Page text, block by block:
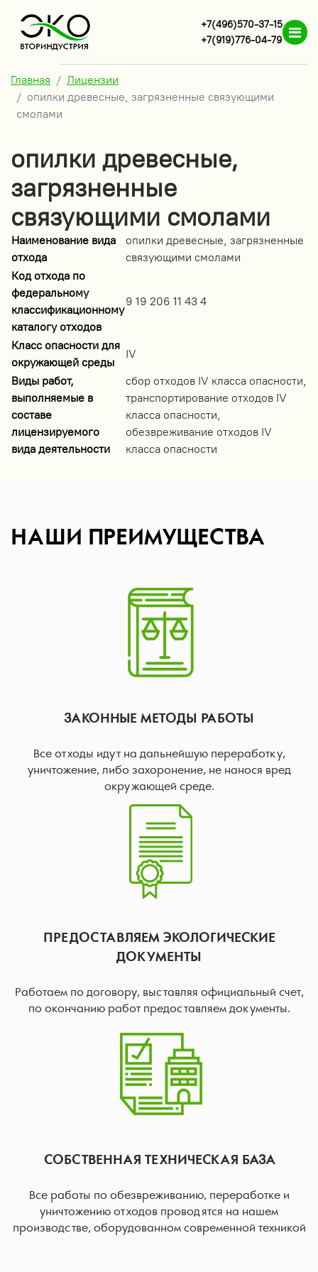
+7(496)570-37-15
+7(919)776-04-79
Главная
Лицензии
опилки древесные, загрязненные связующими
смолами
опилки древесные,
загрязненные
связующими смолами
Наименование вида
отхода
опилки древесные, загрязненные
связующими смолами
Код отхода по
федеральному
классификационному
каталогу отходов
9 19 206 11 43 4
Класс опасности для
окружающей среды
IV
Виды работ,
выполняемые в
составе
лицензируемого
вида деятельности
сбор отходов IV класса опасности,
транспортирование отходов IV
класса опасности,
обезвреживание отходов IV
класса опасности
НАШИ ПРЕИМУЩЕСТВА
ЗАКОННЫЕ МЕТОДЫ РАБОТЫ
Все отходы идут на дальнейшую переработку,
уничтожение, либо захоронение, не нанося вред
окружающей среде.
ПРЕДОСТАВЛЯЕМ ЭКОЛОГИЧЕСКИЕ
ДОКУМЕНТЫ
Работаем по договору, выставляя официальный счет,
по окончанию работ предоставляем документы.
СОБСТВЕННАЯ ТЕХНИЧЕСКАЯ БАЗА
Все работы по обезвреживанию, переработке и
уничтожению отходов проводятся на нашем
производстве, оборудованном современной техникой